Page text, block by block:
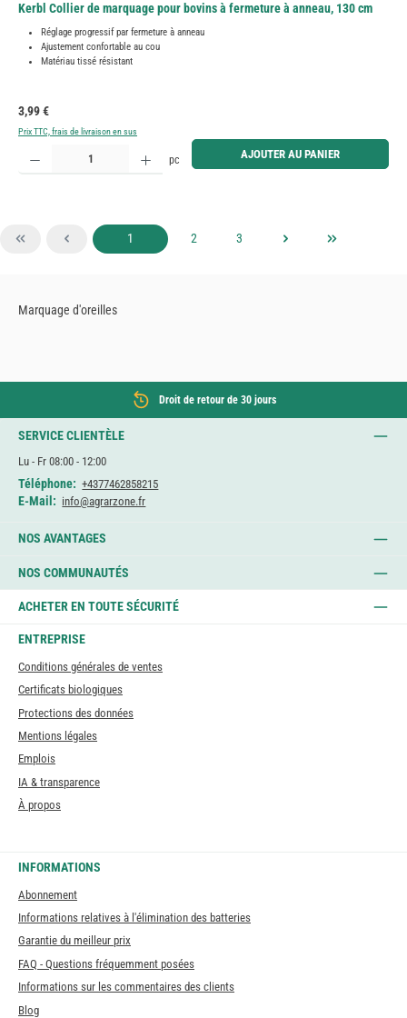
Kerbl Collier de marquage pour bovins à fermeture à anneau, 130 cm
Réglage progressif par fermeture à anneau
Ajustement confortable au cou
Matériau tissé résistant
Prix régulier :
3,99 €
Prix TTC, frais de livraison en sus
Quantité de produit : Entrez la quantité souhaitée ou utilisez les boutons pour augmenter ou
pc AJOUTER AU PANIER
Page
1 Page
2 Page
3
Marquage d'oreilles
Droit de retour de 30 jours
SERVICE CLIENTÈLE
Lu - Fr 08:00 - 12:00
Téléphone: +4377462858215
E-Mail: info@agrarzone.fr
NOS AVANTAGES
NOS COMMUNAUTÉS
ACHETER EN TOUTE SÉCURITÉ
ENTREPRISE
Conditions générales de ventes
Certificats biologiques
Protections des données
Mentions légales
Emplois
IA & transparence
À propos
INFORMATIONS
Abonnement
Informations relatives à l'élimination des batteries
Garantie du meilleur prix
FAQ - Questions fréquemment posées
Informations sur les commentaires des clients
Blog